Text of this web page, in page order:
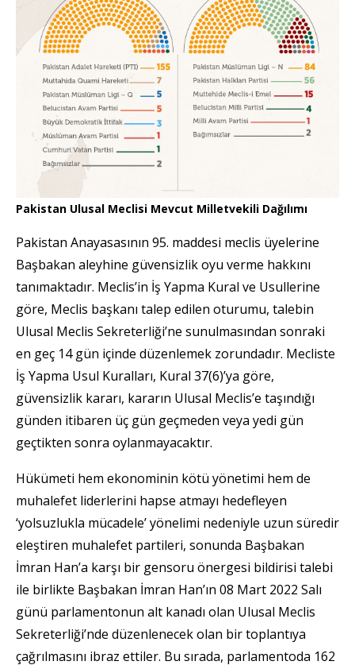
Pakistan Ulusal Meclisi Mevcut Milletvekili Dağılımı
Pakistan Anayasasının 95. maddesi meclis üyelerine
Başbakan aleyhine güvensizlik oyu verme hakkını
tanımaktadır. Meclis’in İş Yapma Kural ve Usullerine
göre, Meclis başkanı talep edilen oturumu, talebin
Ulusal Meclis Sekreterliği’ne sunulmasından sonraki
en geç 14 gün içinde düzenlemek zorundadır. Mecliste
İş Yapma Usul Kuralları, Kural 37(6)’ya göre,
güvensizlik kararı, kararın Ulusal Meclis’e taşındığı
günden itibaren üç gün geçmeden veya yedi gün
geçtikten sonra oylanmayacaktır.
Hükümeti hem ekonominin kötü yönetimi hem de
muhalefet liderlerini hapse atmayı hedefleyen
‘yolsuzlukla mücadele’ yönelimi nedeniyle uzun süredir
eleştiren muhalefet partileri, sonunda Başbakan
İmran Han’a karşı bir gensoru önergesi bildirisi talebi
ile birlikte Başbakan İmran Han’ın 08 Mart 2022 Salı
günü parlamentonun alt kanadı olan Ulusal Meclis
Sekreterliği’nde düzenlenecek olan bir toplantıya
çağrılmasını ibraz ettiler. Bu sırada, parlamentoda 162